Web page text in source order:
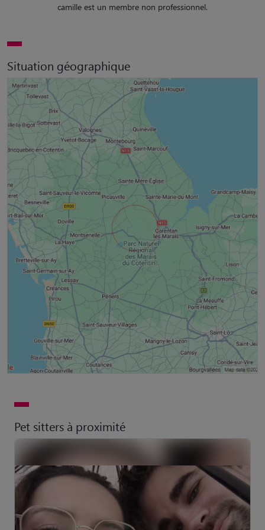
camille est un membre non professionnel.
Situation géographique
Pet sitters à proximité